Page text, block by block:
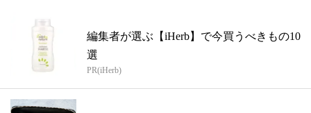
編集者が選ぶ【iHerb】で今買うべきもの10
選
PR(iHerb)